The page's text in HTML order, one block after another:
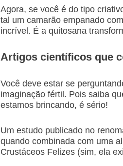
Agora, se você é do tipo
tal um camarão empanado
incrível. É a quitosana
Artigos científicos que
Você deve estar se
imaginação fértil. Pois saiba
estamos brincando, é sério!
Um estudo publicado no
quando combinada com uma
Crustáceos Felizes (sim, ela